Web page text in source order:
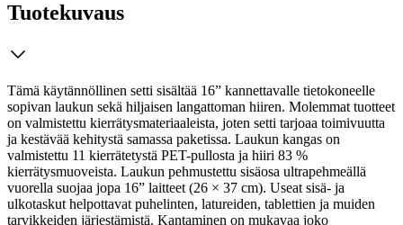
Tuotekuvaus
Tämä käytännöllinen setti sisältää 16” kannettavalle tietokoneelle
sopivan laukun sekä hiljaisen langattoman hiiren. Molemmat tuotteet
on valmistettu kierrätysmateriaaleista, joten setti tarjoaa toimivuutta
ja kestävää kehitystä samassa paketissa. Laukun kangas on
valmistettu 11 kierrätetystä PET-pullosta ja hiiri 83 %
kierrätysmuoveista. Laukun pehmustettu sisäosa ultrapehmeällä
vuorella suojaa jopa 16” laitteet (26 × 37 cm). Useat sisä- ja
ulkotaskut helpottavat puhelinten, latureiden, tablettien ja muiden
tarvikkeiden järjestämistä. Kantaminen on mukavaa joko